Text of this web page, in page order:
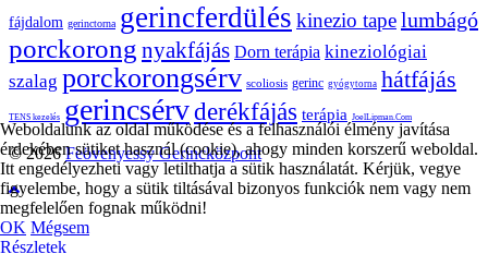
fájdalom gerinctorna gerincferdülés kinezio tapelumbágó
porckorong nyakfájás Dorn terápia kineziológiai
szalag porckorongsérv scoliosis gerinc gyógytorna hátfájás
TENS kezelés gerincsérvderékfájás terápia JoelLipman.Com
© 2026Feövenyessy Gerincközpont
Weboldalunk az oldal működése és a felhasználói élmény javítása
érdekében sütiket használ (cookie), ahogy minden korszerű weboldal.
Itt engedélyezheti vagy letilthatja a sütik használatát. Kérjük, vegye
figyelembe, hogy a sütik tiltásával bizonyos funkciók nem vagy nem
megfelelően fognak működni!
OK Mégsem
Részletek